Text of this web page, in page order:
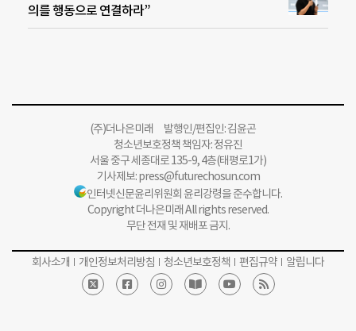
의를 행동으로 연결하라”
(주)더나은미래 발행인/편집인: 김윤곤
청소년보호정책 책임자: 정유진
서울 중구 세종대로 135-9, 4층(태평로1가)
기사제보:press@futurechosun.com
인터넷신문윤리위원회 윤리강령을 준수합니다.
Copyright 더나은미래 All rights reserved.
무단 전재 및 재배포 금지.
회사소개 개인정보처리방침 청소년보호정책 편집규약 알립니다